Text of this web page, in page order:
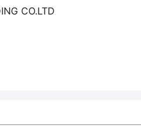
CO.LTD